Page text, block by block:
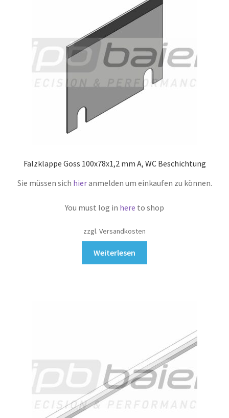
Falzklappe Goss 100x78x1,2 mm A, WC Beschichtung
Sie müssen sich hieranmelden um einkaufen zu können.
You must log in here to shop
zzgl. Versandkosten
Weiterlesen